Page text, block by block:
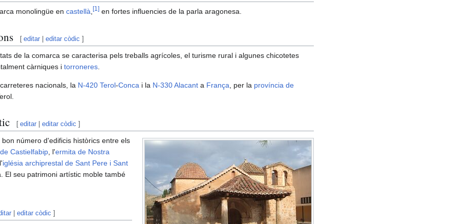
monolingüe en castellà [1 ] en fortes influencies de la parla aragonesa.
[ editar |editar còdic ]
de la comarca se caracterisa pels treballs agrícoles, el turisme rural i algunes chicotetes
càrniques i torroneres.
nacionals, la N-420 Terol-Conca i la N-330Alacant a França, per la província de
[ editar |editar còdic ]
número d'edificis històrics entre els
Castielfabip, l'ermita de Nostra
iglésia archiprestal de Sant Pere i Sant
El seu patrimoni artístic moble també
|editar còdic ]